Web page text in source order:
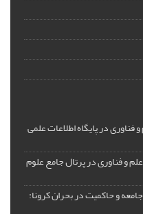
در پایگاه اطلاعات علمی
و فناوری در پرتال جامع علوم
و حاکمیت در بحران کرونا: